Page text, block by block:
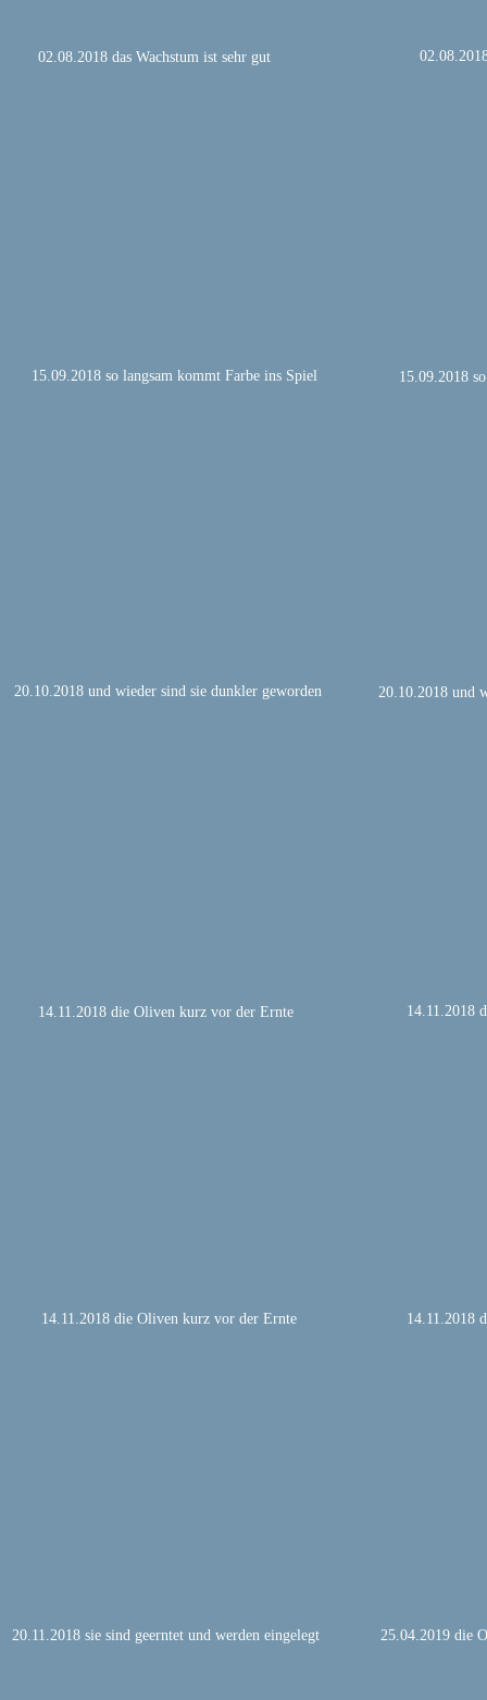
02.08.2018 das Wachstum ist sehr gut
15.09.2018 so langsam kommt Farbe ins Spiel 15.09.2018
20.10.2018 und
20.10.2018 und wieder sind sie dunkler geworden
14.11.2018 die Oliven kurz vor der Ernte 14.11.2018
14.11.2018 die Oliven kurz vor der Ernte 14.11.2018
20.11.2018 sie sind geerntet und werden eingelegt 25.04.2019 die